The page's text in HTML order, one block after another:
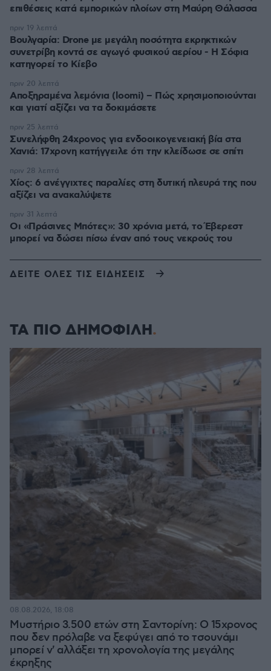
επιθέσεις κατά εμπορικών πλοίων στη Μαύρη Θάλασσα
Βουλγαρία: Drone με μεγάλη ποσότητα εκρηκτικών
συνετρίβη κοντά σε αγωγό φυσικού αερίου - Η Σόφια
κατηγορεί το Κίεβο
πριν 19 λεπτά
Αποξηραμένα λεμόνια (loomi) – Πώς χρησιμοποιούνται
και γιατί αξίζει να τα δοκιμάσετε
πριν 20 λεπτά
Συνελήφθη 24χρονος για ενδοοικογενειακή βία στα
Χανιά: 17χρονη κατήγγειλε ότι την κλείδωσε σε σπίτι
πριν 25 λεπτά
Χίος: 6 ανέγγιχτες παραλίες στη δυτική πλευρά της που
αξίζει να ανακαλύψετε
πριν 28 λεπτά
Οι «Πράσινες Μπότες»: 30 χρόνια μετά, το Έβερεστ
μπορεί να δώσει πίσω έναν από τους νεκρούς του
πριν 31 λεπτά
ΔΕΙΤΕ ΟΛΕΣ ΤΙΣ ΕΙΔΗΣΕΙΣ
ΤΑ ΠΙΟ ΔΗΜΟΦΙΛΗ
Μυστήριο 3.500 ετών στη Σαντορίνη: Ο 15χρονος
που δεν πρόλαβε να ξεφύγει από το τσουνάμι
μπορεί ν' αλλάξει τη χρονολογία της μεγάλης
έκρηξης
08.08.2026, 18:08